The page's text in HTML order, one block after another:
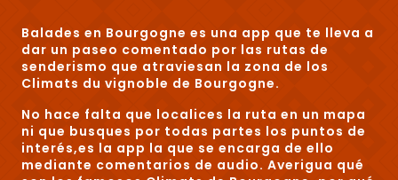
Balades en Bourgogne es una app que te lleva a
dar un paseo comentado por las rutas de
senderismo que atraviesan la zona de los
Climats du vignoble de Bourgogne.
No hace falta que localices la ruta en un mapa
ni que busques por todas partes los puntos de
interés,es la app la que se encarga de ello
mediante comentarios de audio. Averigua qué